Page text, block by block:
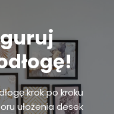
krok po kroku
ułożenia desek